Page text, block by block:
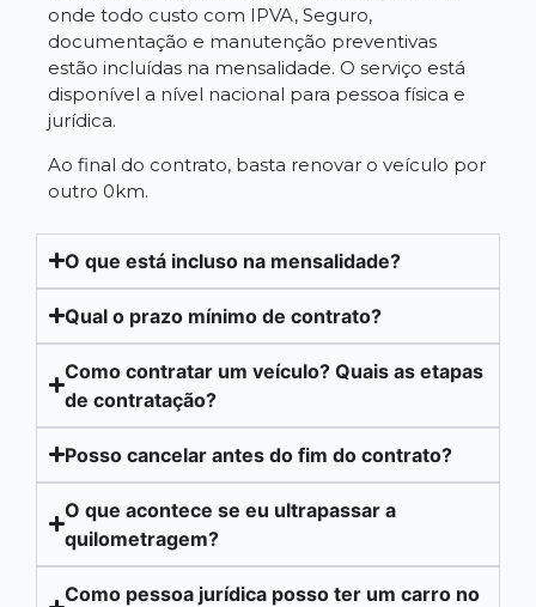
onde todo custo com IPVA, Seguro,
documentação e manutenção preventivas
estão incluídas na mensalidade. O serviço está
disponível a nível nacional para pessoa física e
jurídica.
Ao final do contrato, basta renovar o veículo por
outro 0km.
O que está incluso na mensalidade?
Qual o prazo mínimo de contrato?
Como contratar um veículo? Quais as etapas
de contratação?
Posso cancelar antes do fim do contrato?
O que acontece se eu ultrapassar a
quilometragem?
Como pessoa jurídica posso ter um carro no